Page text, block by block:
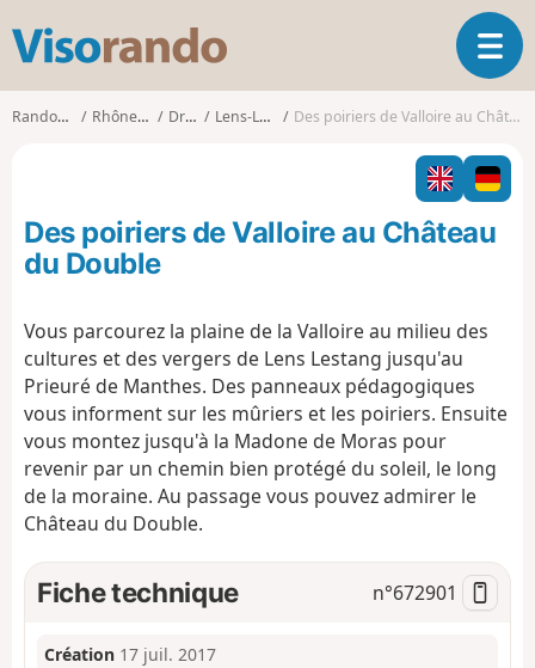
s
o
O
u
i
r
l
a
t
n
Randonnées Rhône-Alpes Drôme Lens-Lestang Des poiriers de Valloire au Château du Double
Des poiriers de Valloire au Château
du Double
Vous parcourez la plaine de la Valloire au milieu des
cultures et des vergers de Lens Lestang jusqu'au
Prieuré de Manthes. Des panneaux pédagogiques
vous informent sur les mûriers et les poiriers. Ensuite
vous montez jusqu'à la Madone de Moras pour
revenir par un chemin bien protégé du soleil, le long
de la moraine. Au passage vous pouvez admirer le
Château du Double.
Fiche technique n°672901
Création 17 juil. 2017